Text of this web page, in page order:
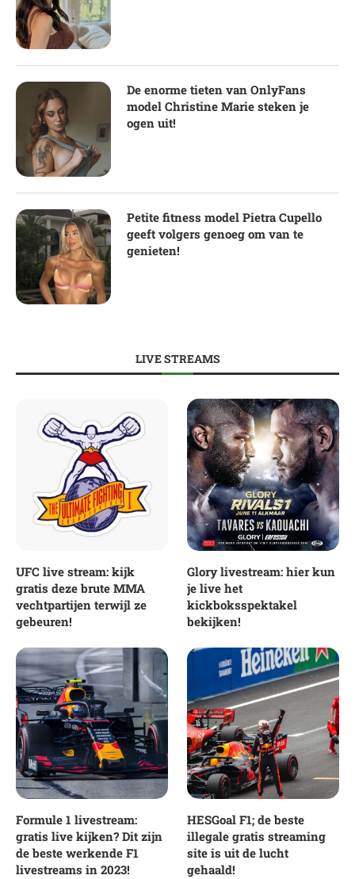
De enorme tieten van OnlyFans
model Christine Marie steken je
ogen uit!
Petite fitness model Pietra Cupello
geeft volgers genoeg om van te
genieten!
LIVE STREAMS
UFC live stream: kijk
gratis deze brute MMA
vechtpartijen terwijl ze
gebeuren!
Glory livestream: hier kun
je live het
kickboksspektakel
bekijken!
Formule 1 livestream:
gratis live kijken? Dit zijn
de beste werkende F1
livestreams in 2023!
HESGoal F1; de beste
illegale gratis streaming
site is uit de lucht
gehaald!